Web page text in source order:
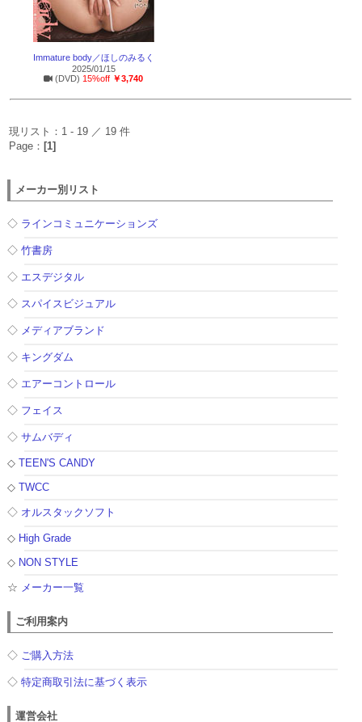
Immature body／ほしのみるく
2025/01/15
(DVD) 15%off ￥3,740
現リスト：1 - 19 ／ 19 件
Page： [1]
メーカー別リスト
◇ ラインコミュニケーションズ
◇竹書房
◇ エスデジタル
◇ スパイスビジュアル
◇ メディアブランド
◇ キングダム
◇ エアーコントロール
◇ フェイス
◇サムバディ
◇TEEN'S CANDY
◇TWCC
◇ オルスタックソフト
◇ High Grade
◇ NON STYLE
☆ メーカー一覧
ご利用案内
◇ ご購入方法
◇特定商取引法に基づく表示
運営会社